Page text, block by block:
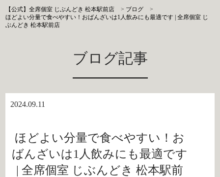
【公式】全席個室 じぶんどき 松本駅前店 > ブログ
>
ほどよい分量で食べやすい！おばんざいは1人飲みにも最適です | 全席個室 じ
ぶんどき 松本駅前店
ブログ記事
2024.09.11
ほどよい分量で食べやすい！お
ばんざいは1人飲みにも最適です
| 全席個室 じぶんどき 松本駅前